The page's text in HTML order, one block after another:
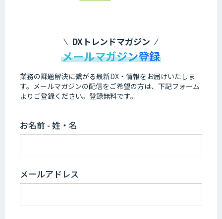
DXトレンドマガジン
メールマガジン登録
業務の課題解決に繋がる最新DX・情報をお届けいたしま
す。 メールマガジンの配信をご希望の方は、下記フォーム
よりご登録ください。登録無料です。
お名前 - 姓・名
メールアドレス